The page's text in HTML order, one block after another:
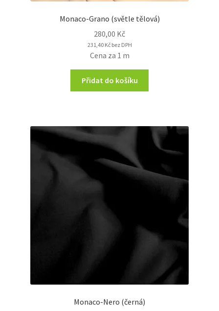
Monaco-Grano (světle tělová)
280,00 Kč
231,40 Kčbez DPH
Cena za 1 m
Přidat do košíku
Monaco-Nero (černá)